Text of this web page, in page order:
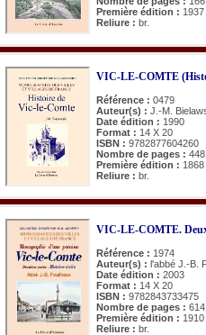
Première édition : 1937
Reliure : br.
VIC-LE-COMTE
Référence : 0479
Auteur(s) : J.-M.
Date édition : 1990
Format : 14 X 20
ISBN : 9782877604260
Nombre de pages : 448
Première édition : 1868
Reliure : br.
VIC-LE-COMTE.
Référence : 1974
Auteur(s) : l'abbé J.-B.
Date édition : 2003
Format : 14 X 20
ISBN : 9782843733475
Nombre de pages : 614
Première édition : 1910
Reliure : br.